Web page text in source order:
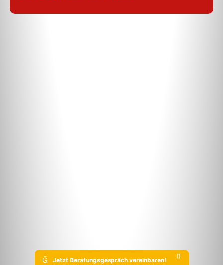
 Jetzt Beratungsgespräch vereinbaren!